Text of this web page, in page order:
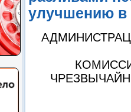
улучшению в